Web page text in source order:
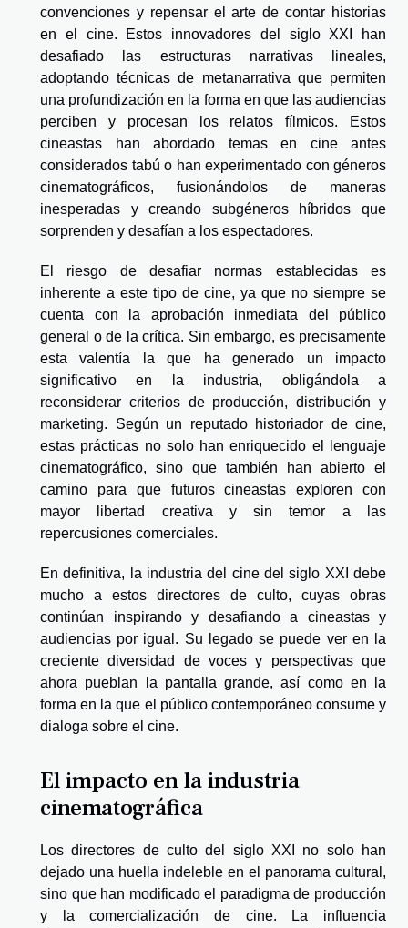
convenciones y repensar el arte de contar historias
en el cine. Estos innovadores del siglo XXI han
desafiado las estructuras narrativas lineales,
adoptando técnicas de metanarrativa que permiten
una profundización en la forma en que las audiencias
perciben y procesan los relatos fílmicos. Estos
cineastas han abordado temas en cine antes
considerados tabú o han experimentado con géneros
cinematográficos, fusionándolos de maneras
inesperadas y creando subgéneros híbridos que
sorprenden y desafían a los espectadores.
El riesgo de desafiar normas establecidas es
inherente a este tipo de cine, ya que no siempre se
cuenta con la aprobación inmediata del público
general o de la crítica. Sin embargo, es precisamente
esta valentía la que ha generado un impacto
significativo en la industria, obligándola a
reconsiderar criterios de producción, distribución y
marketing. Según un reputado historiador de cine,
estas prácticas no solo han enriquecido el lenguaje
cinematográfico, sino que también han abierto el
camino para que futuros cineastas exploren con
mayor libertad creativa y sin temor a las
repercusiones comerciales.
En definitiva, la industria del cine del siglo XXI debe
mucho a estos directores de culto, cuyas obras
continúan inspirando y desafiando a cineastas y
audiencias por igual. Su legado se puede ver en la
creciente diversidad de voces y perspectivas que
ahora pueblan la pantalla grande, así como en la
forma en la que el público contemporáneo consume y
dialoga sobre el cine.
El impacto en la industria
cinematográfica
Los directores de culto del siglo XXI no solo han
dejado una huella indeleble en el panorama cultural,
sino que han modificado el paradigma de producción
y la comercialización de cine. La influencia